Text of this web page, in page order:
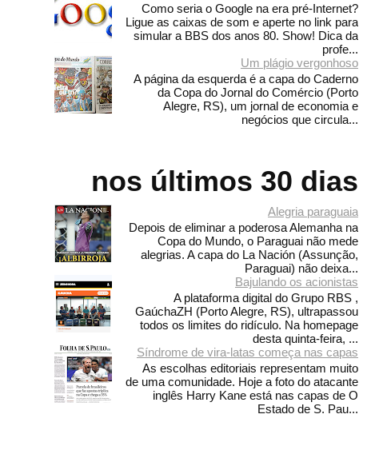
Como seria o Google na era pré-Internet?
Ligue as caixas de som e aperte no link para
simular a BBS dos anos 80. Show! Dica da
profe...
Um plágio vergonhoso
A página da esquerda é a capa do Caderno
da Copa do Jornal do Comércio (Porto
Alegre, RS), um jornal de economia e
negócios que circula...
nos últimos 30 dias
Alegria paraguaia
Depois de eliminar a poderosa Alemanha na
Copa do Mundo, o Paraguai não mede
alegrias. A capa do La Nación (Assunção,
Paraguai) não deixa...
Bajulando os acionistas
A plataforma digital do Grupo RBS ,
GaúchaZH (Porto Alegre, RS), ultrapassou
todos os limites do ridículo. Na homepage
desta quinta-feira, ...
Síndrome de vira-latas começa nas capas
As escolhas editoriais representam muito
de uma comunidade. Hoje a foto do atacante
inglês Harry Kane está nas capas de O
Estado de S. Pau...